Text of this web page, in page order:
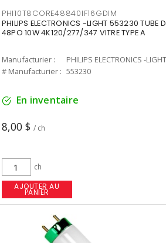
PHI10T8CORE48840IF16GDIM
PHILIPS ELECTRONICS -LIGHT 553230 TUBE
48PO 10W 4K120/277/347 VITRE TYPE A
Manufacturier :
PHILIPS ELECTRONICS -LIGHT
# Manufacturier : 553230
En inventaire
8,00 $ / ch
ch
AJOUTER AU
PANIER